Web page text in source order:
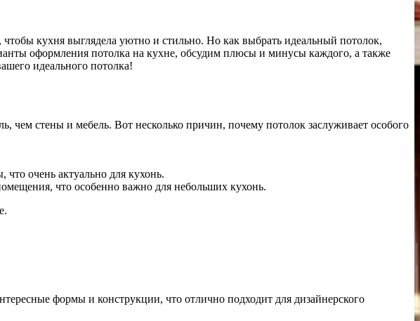
кухня выглядела уютно и стильно. Но как выбрать идеальный потолок,
оформления потолка на кухне, обсудим плюсы и минусы каждого, а также
идеального потолка!
чем стены и мебель. Вот несколько причин, почему потолок заслуживает особого
очень актуально для кухонь.
что особенно важно для небольших кухонь.
формы и конструкции, что отлично подходит для дизайнерского